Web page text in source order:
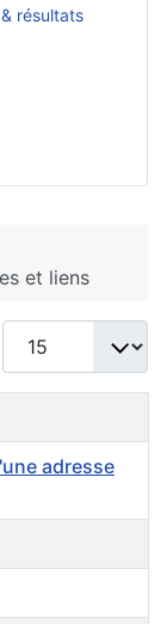
résultats
et liens
Afficher #
adresse